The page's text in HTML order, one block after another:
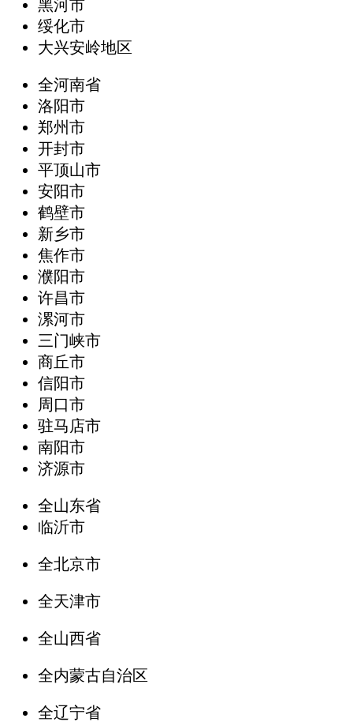
黑河市
绥化市
大兴安岭地区
全河南省
洛阳市
郑州市
开封市
平顶山市
安阳市
鹤壁市
新乡市
焦作市
濮阳市
许昌市
漯河市
三门峡市
商丘市
信阳市
周口市
驻马店市
南阳市
济源市
全山东省
临沂市
全北京市
全天津市
全山西省
全内蒙古自治区
全辽宁省